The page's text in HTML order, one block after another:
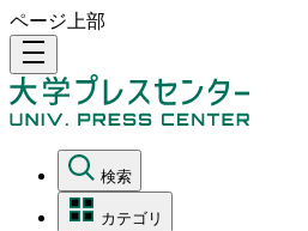
ページ上部
density_medium
検索
カテゴリ